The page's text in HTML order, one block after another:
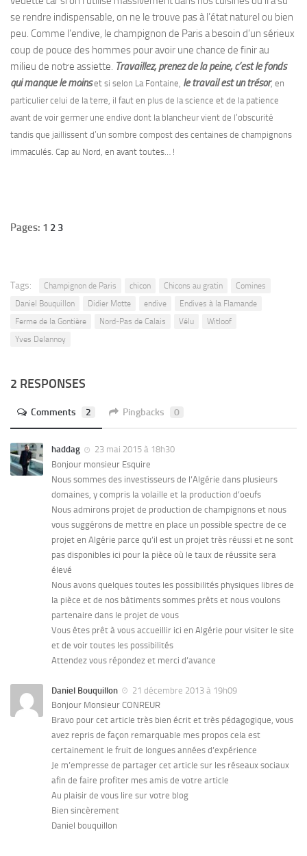
Plats
Desserts
Sauces
se rendre indispensable, on ne le trouve pas à l’état naturel ou bien
peu. Comme l’endive, le champignon de Paris a besoin d’un sérieux
coup de pouce des hommes pour avoir une chance de finir au
milieu de notre assiette. Travaillez, prenez de la peine, c’est le fonds
qui manque le moinset si selon La Fontaine, le travail est un trésor, en
particulier celui de la terre, il faut en plus de la science et de la patience
avant de voir germer une endive dont la blancheur vient de l’obscurité
tandis que jaillissent d’un sombre compost des centaines de champignons
immaculés. Cap au Nord, en avant toutes… !
Pages: 1 2 3
Tags: Champignon de Paris chicon Chicons au gratin
Comines
Daniel Bouquillon
Didier Motte endive
Endives à la Flamande
Ferme de la Gontière
Nord-Pas de Calais Vélu
Witloof
Yves Delannoy
2 RESPONSES
Comments 2 Pingbacks 0
haddag
23 mai 2015 à 18h30
Bonjour monsieur Esquire
Nous sommes des investisseurs de l’Algérie dans plusieurs
domaines, y compris la volaille et la production d’oeufs
Nous admirons projet de production de champignons et nous
vous suggérons de mettre en place un possible spectre de ce
projet en Algérie parce qu’il est un projet très réussi et ne sont
pas disponibles ici pour la pièce où le taux de réussite sera
élevé
Nous avons quelques toutes les possibilités physiques libres de
la pièce et de nos bâtiments sommes prêts et nous voulons
partenaire dans le projet de vous
Vous êtes prêt à vous accueillir ici en Algérie pour visiter le site
et de voir toutes les possibilités
Attendez vous répondez et merci d’avance
Daniel Bouquillon
21 décembre 2013 à 19h09
Bonjour Monsieur CONREUR
Bravo pour cet article très bien écrit et très pédagogique, vous
avez repris de façon remarquable mes propos cela est
certainement le fruit de longues années d’expérience
Je m’empresse de partager cet article sur les réseaux sociaux
afin de faire profiter mes amis de votre article
Au plaisir de vous lire sur votre blog
Bien sincèrement
Daniel bouquillon